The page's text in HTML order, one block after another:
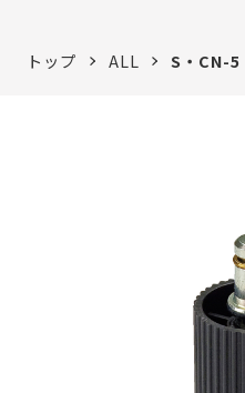
トップ ALL S・CN-5